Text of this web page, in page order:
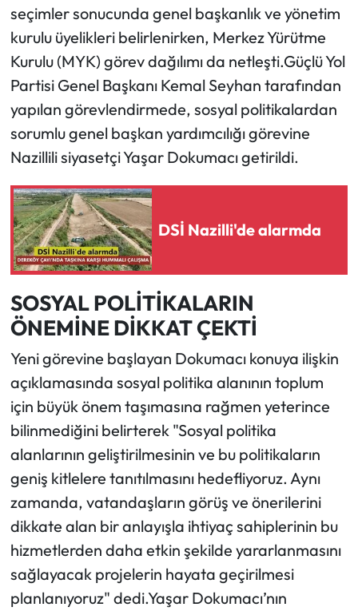
seçimler sonucunda genel başkanlık ve yönetim
kurulu üyelikleri belirlenirken, Merkez Yürütme
Kurulu (MYK) görev dağılımı da netleşti.Güçlü Yol
Partisi Genel Başkanı Kemal Seyhan tarafından
yapılan görevlendirmede, sosyal politikalardan
sorumlu genel başkan yardımcılığı görevine
Nazillili siyasetçi Yaşar Dokumacı getirildi.
DSİ Nazilli'de alarmda
SOSYAL POLİTİKALARIN
ÖNEMİNE DİKKAT ÇEKTİ
Yeni görevine başlayan Dokumacı konuya ilişkin
açıklamasında sosyal politika alanının toplum
için büyük önem taşımasına rağmen yeterince
bilinmediğini belirterek "Sosyal politika
alanlarının geliştirilmesinin ve bu politikaların
geniş kitlelere tanıtılmasını hedefliyoruz. Aynı
zamanda, vatandaşların görüş ve önerilerini
dikkate alan bir anlayışla ihtiyaç sahiplerinin bu
hizmetlerden daha etkin şekilde yararlanmasını
sağlayacak projelerin hayata geçirilmesi
planlanıyoruz" dedi.Yaşar Dokumacı’nın